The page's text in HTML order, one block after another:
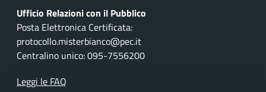
Ufficio Relazioni con il Pubblico
Posta Elettronica Certificata:
protocollo.misterbianco@pec.it
Centralino unico: 095-7556200
Leggi le FAQ